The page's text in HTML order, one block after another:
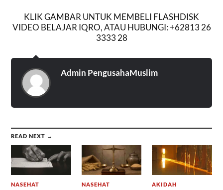
KLIK GAMBAR UNTUK MEMBELI FLASHDISK
VIDEO BELAJAR IQRO, ATAU HUBUNGI: +62813 26
3333 28
Admin PengusahaMuslim
READ NEXT →
NASEHAT NASEHAT AKIDAH